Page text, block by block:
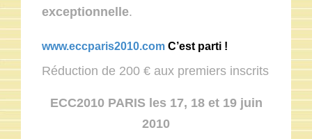
exceptionnelle.
www.eccparis2010.com C’est parti !
Réduction de 200 € aux premiers inscrits
ECC2010 PARIS les 17, 18 et 19 juin
2010